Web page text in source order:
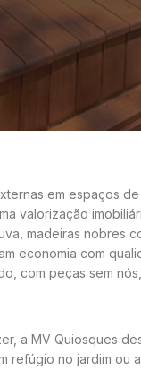
em espaços
valorização
madeiras nobres
economia com
com peças sem
a MV Quiosques
no jardim ou